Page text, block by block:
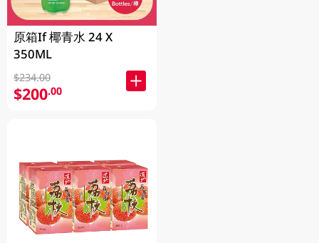
原箱If 椰青水 24 X
350ML
$234.00
$200.00